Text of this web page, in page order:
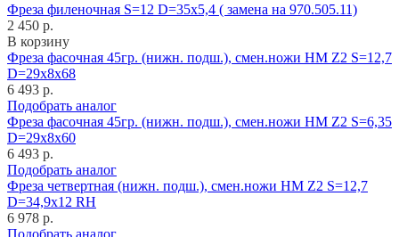
Фреза филеночная S=12 D=35x5,4 ( замена на 970.505.11)
2 450 р.
В корзину
Фреза фасочная 45гр. (нижн. подш.), смен.ножи HM Z2 S=12,7
D=29x8x68
6 493 р.
Подобрать аналог
Фреза фасочная 45гр. (нижн. подш.), смен.ножи HM Z2 S=6,35
D=29x8x60
6 493 р.
Подобрать аналог
Фреза четвертная (нижн. подш.), смен.ножи HM Z2 S=12,7
D=34,9x12 RH
6 978 р.
Подобрать аналог